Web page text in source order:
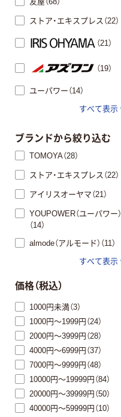
ストア・エキスプレス（22）
（21）
（19）
ユーパワー（14）
すべて表示
ブランドから絞り込む
TOMOYA（28）
ストア・エキスプレス（22）
アイリスオーヤマ（21）
YOUPOWER（ユーパワー）
（14）
almode（アルモード）（11）
すべて表示
価格（税込）
1000円未満（3）
1000円～1999円（24）
2000円～3999円（28）
4000円～6999円（37）
7000円～9999円（48）
10000円～19999円（84）
20000円～39999円（50）
40000円～59999円（10）